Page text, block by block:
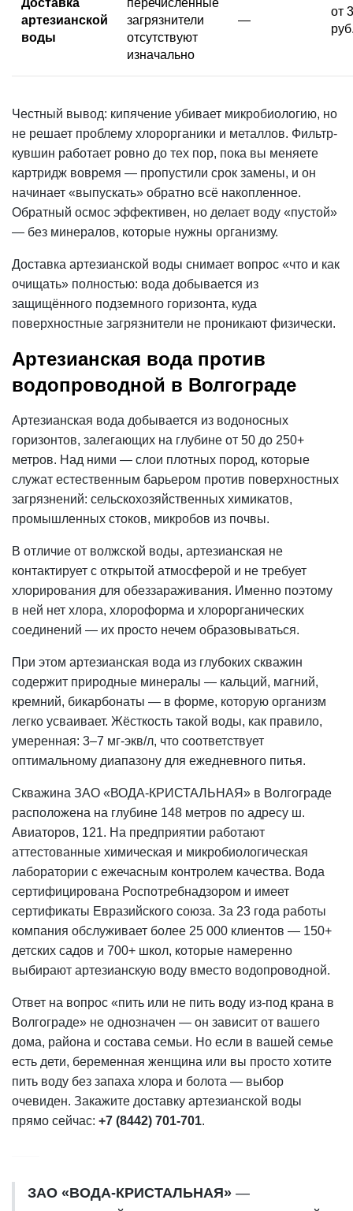
артезианской
воды
загрязнители
отсутствуют
изначально
—
от
Честный вывод: кипячение убивает микробиологию, но
не решает проблему хлорорганики и металлов. Фильтр-
кувшин работает ровно до тех пор, пока вы меняете
картридж вовремя — пропустили срок замены, и он
начинает «выпускать» обратно всё накопленное.
Обратный осмос эффективен, но делает воду «пустой»
— без минералов, которые нужны организму.
Доставка артезианской воды снимает вопрос «что и как
очищать» полностью: вода добывается из
защищённого подземного горизонта, куда
поверхностные загрязнители не проникают физически.
Артезианская вода против
водопроводной в Волгограде
Артезианская вода добывается из водоносных
горизонтов, залегающих на глубине от 50 до 250+
метров. Над ними — слои плотных пород, которые
служат естественным барьером против поверхностных
загрязнений: сельскохозяйственных химикатов,
промышленных стоков, микробов из почвы.
В отличие от волжской воды, артезианская не
контактирует с открытой атмосферой и не требует
хлорирования для обеззараживания. Именно поэтому
в ней нет хлора, хлороформа и хлорорганических
соединений — их просто нечем образовываться.
При этом артезианская вода из глубоких скважин
содержит природные минералы — кальций, магний,
кремний, бикарбонаты — в форме, которую организм
легко усваивает. Жёсткость такой воды, как правило,
умеренная: 3–7 мг-экв/л, что соответствует
оптимальному диапазону для ежедневного питья.
Скважина ЗАО «ВОДА-КРИСТАЛЬНАЯ» в Волгограде
расположена на глубине 148 метров по адресу ш.
Авиаторов, 121. На предприятии работают
аттестованные химическая и микробиологическая
лаборатории с ежечасным контролем качества. Вода
сертифицирована Роспотребнадзором и имеет
сертификаты Евразийского союза. За 23 года работы
компания обслуживает более 25 000 клиентов — 150+
детских садов и 700+ школ, которые намеренно
выбирают артезианскую воду вместо водопроводной.
Ответ на вопрос «пить или не пить воду из-под крана в
Волгограде» не однозначен — он зависит от вашего
дома, района и состава семьи. Но если в вашей семье
есть дети, беременная женщина или вы просто хотите
пить воду без запаха хлора и болота — выбор
очевиден. Закажите доставку артезианской воды
прямо сейчас: +7 (8442) 701-701.
ЗАО «ВОДА-КРИСТАЛЬНАЯ» —